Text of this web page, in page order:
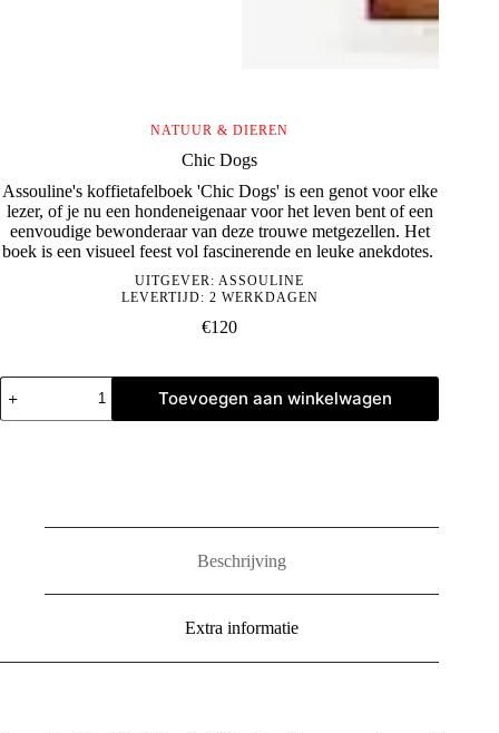
NATUUR & DIEREN
Chic Dogs
Assouline's koffietafelboek 'Chic Dogs' is een genot voor elke
lezer, of je nu een hondeneigenaar voor het leven bent of een
eenvoudige bewonderaar van deze trouwe metgezellen. Het
boek is een visueel feest vol fascinerende en leuke anekdotes.
UITGEVER:ASSOULINE
LEVERTIJD: 2 WERKDAGEN
€120
Chic
Dogs
aantal
Toevoegen aan winkelwagen
Beschrijving
Extra informatie